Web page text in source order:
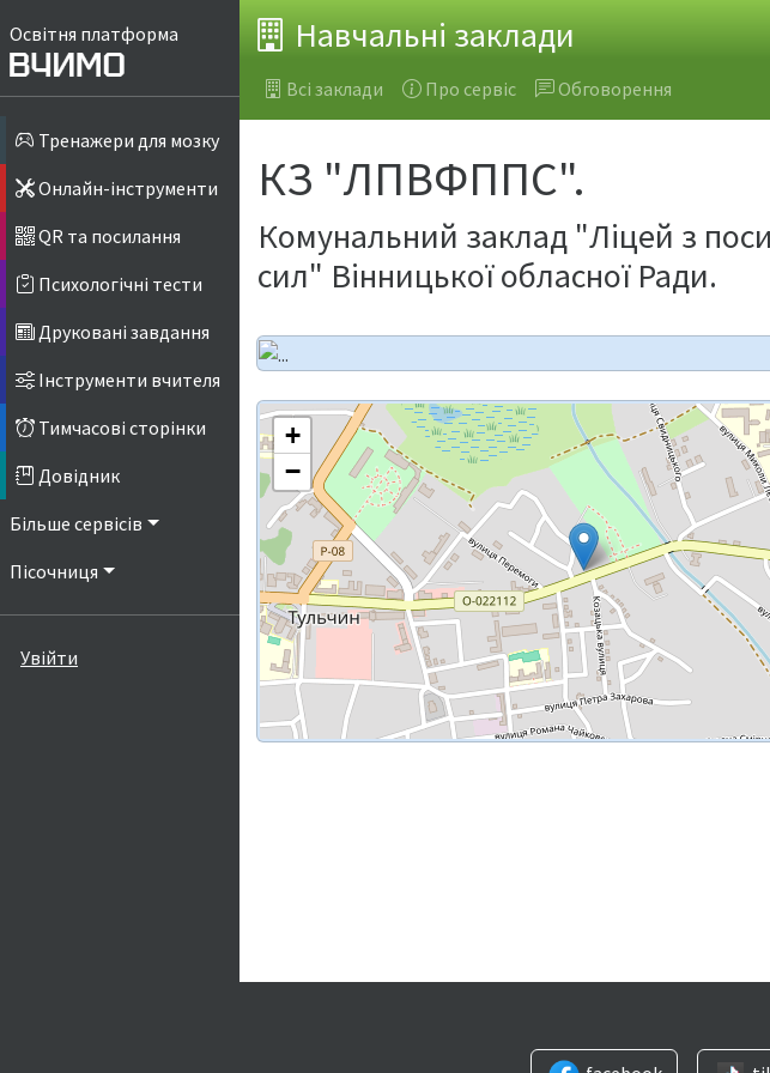
Освітня платформа
Тренажери для мозку
Онлайн-інструменти
QR та посилання
Психологічні тести
Друковані завдання
Інструменти вчителя
Тимчасові сторінки
Довідник
Більше сервісів
Пісочниця
Увійти
Навчальні заклади
Всі заклади Про сервіс Обговорення
КЗ "ЛПВФППС".
Комунальний заклад "Ліцей з
сил" Вінницької обласної Ради.
+
−